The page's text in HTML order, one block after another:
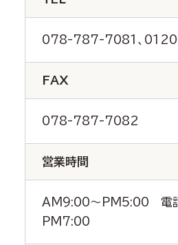
078-787-7081、
FAX
078-787-7082
営業時間
AM9:00～PM5:00 電
PM7:00